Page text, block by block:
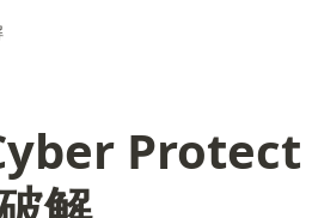
Protect